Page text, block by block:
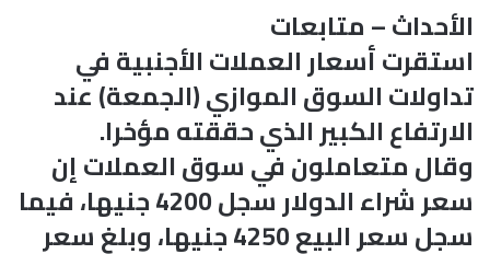
الأحداث – متابعات
استقرت أسعار العملات الأجنبية في
تداولات السوق الموازي (الجمعة) عند
الارتفاع الكبير الذي حققته مؤخرا.
وقال متعاملون في سوق العملات إن
سعر شراء الدولار سجل 4200 جنيها، فيما
سجل سعر البيع 4250 جنيها، وبلغ سعر